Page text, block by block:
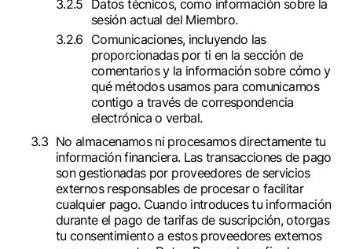
Datos técnicos, como información sobre la
sesión actual del Miembro.
Comunicaciones, incluyendo las
proporcionadas por ti en la sección de
comentarios y la información sobre cómo y
qué métodos usamos para comunicarnos
contigo a través de correspondencia
electrónica o verbal.
No almacenamos ni procesamos directamente tu
información financiera. Las transacciones de pago
son gestionadas por proveedores de servicios
externos responsables de procesar o facilitar
cualquier pago. Cuando introduces tu información
durante el pago de tarifas de suscripción, otorgas
tu consentimiento a estos proveedores externos